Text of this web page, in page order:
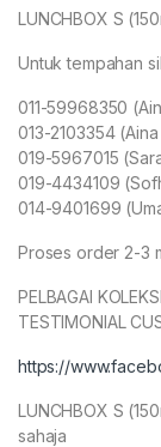
LUNCHBOX S
Untuk tempahan
011-59968350
013-2103354
019-5967015
019-4434109
014-9401699
Proses order 2-3
PELBAGAI
TESTIMONIAL
https://
LUNCHBOX S
sahaja